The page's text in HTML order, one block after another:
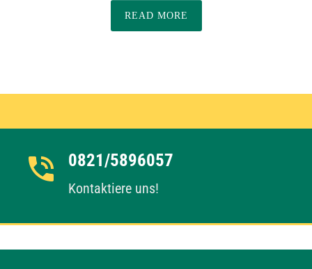
READ MORE
0821/5896057
Kontaktiere uns!